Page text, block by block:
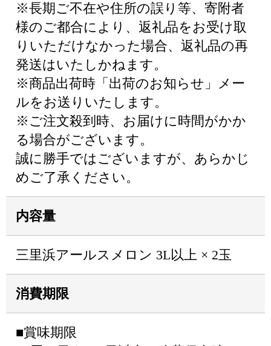
※長期ご不在や住所の誤り等、寄附者
様のご都合により、返礼品をお受け取
りいただけなかった場合、返礼品の再
発送はいたしかねます。
※商品出荷時「出荷のお知らせ」メー
ルをお送りいたします。
※ご注文殺到時、お届けに時間がかか
る場合がございます。
誠に勝手ではございますが、あらかじ
めご了承ください。
内容量
三里浜アールスメロン 3L以上 × 2玉
消費期限
■賞味期限